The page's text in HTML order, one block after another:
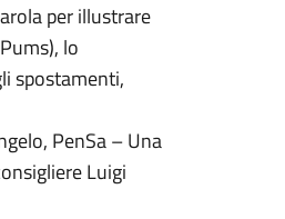
per illustrare
lo
spostamenti,
PenSa – Una
Luigi